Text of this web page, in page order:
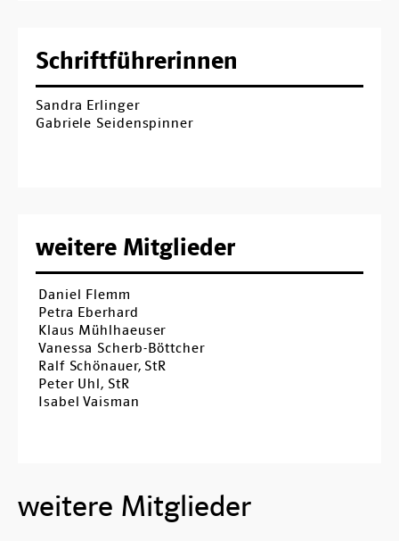
Schriftführerinnen
Sandra Erlinger
Gabriele Seidenspinner
weitere Mitglieder
Daniel Flemm
Petra Eberhard
Klaus Mühlhaeuser
Vanessa Scherb-Böttcher
Ralf Schönauer, StR
Peter Uhl, StR
Isabel Vaisman
weitere Mitglieder